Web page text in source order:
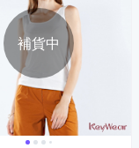
補貨中